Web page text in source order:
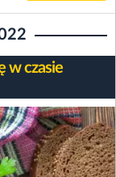
w czasie